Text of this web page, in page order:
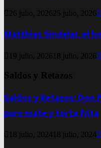
26 julio, 2026 25 julio, 2026
Matthias Sindelar, el
19 julio, 2026 18 julio, 2026
Saldos y Retazos
Saldos y Retazos: Don
puro mate y torta frita
18 julio, 2024 18 julio, 2024